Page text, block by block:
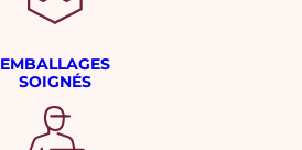
EMBALLAGES
SOIGNÉS